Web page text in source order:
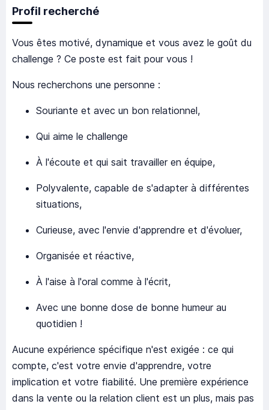
Profil recherché
Vous êtes motivé, dynamique et vous avez le goût du
challenge ? Ce poste est fait pour vous !
Nous recherchons une personne :
Souriante et avec un bon relationnel,
Qui aime le challenge
À l'écoute et qui sait travailler en équipe,
Polyvalente, capable de s'adapter à différentes
situations,
Curieuse, avec l'envie d'apprendre et d'évoluer,
Organisée et réactive,
À l'aise à l'oral comme à l'écrit,
Avec une bonne dose de bonne humeur au
quotidien !
Aucune expérience spécifique n'est exigée : ce qui
compte, c'est votre envie d'apprendre, votre
implication et votre fiabilité. Une première expérience
dans la vente ou la relation client est un plus, mais pas